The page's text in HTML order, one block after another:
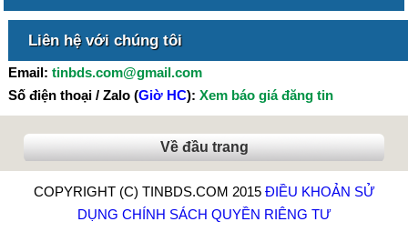
Liên hệ với chúng tôi
Email: tinbds.com@gmail.com
Số điện thoại / Zalo (Giờ HC): Xem báo giá đăng tin
Về đầu trang
COPYRIGHT (C) TINBDS.COM 2015 ĐIỀU KHOẢN SỬ
DỤNG CHÍNH SÁCH QUYỀN RIÊNG TƯ